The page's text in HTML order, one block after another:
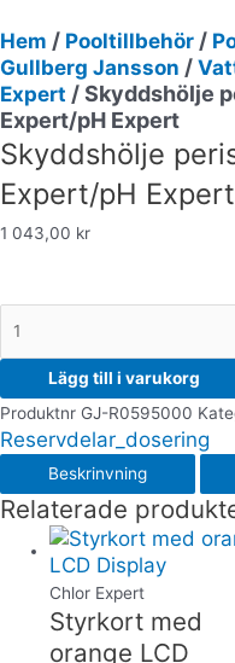
Hem / Pooltillbehör /
Gullberg Jansson /
Expert / Skyddshölje
Expert/pH Expert
Skyddshölje
Expert/pH Expert
1 043,00 kr
Lägg till i varukorg
Produktnr GJ-R0595000
Reservdelar_dosering
Beskrinvning
Relaterade
Chlor Expert
Styrkort med
orange LCD